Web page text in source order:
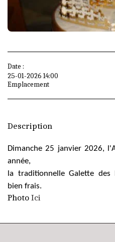
Date :
25-01-2026 14:00
Emplacement
Description
Dimanche 25 janvier 2026,
année,
la traditionnelle Galette des
bien frais.
Photo Ici